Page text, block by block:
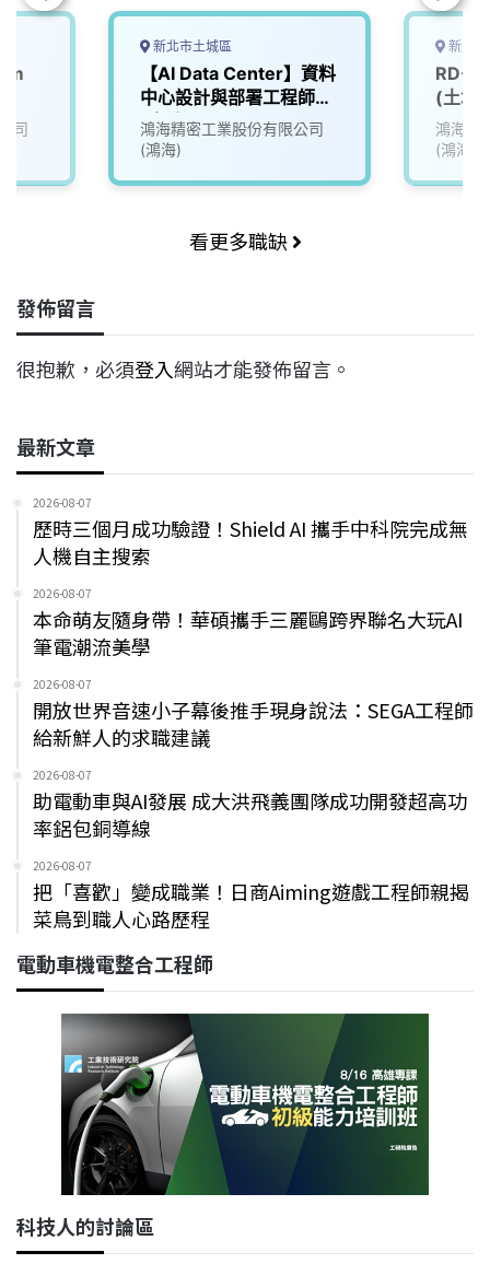
司
新北市土城區
【AI Data Center】資料
中心設計與部署工程師
(土城)~CESBG
鴻海精密工業股份有限公司
(鴻海)
新北
RD-
(土城
鴻海精
(鴻海)
看更多職缺
發佈留言
很抱歉，必須登入網站才能發佈留言。
最新文章
2026-08-07
歷時三個月成功驗證！Shield AI 攜手中科院完成無
人機自主搜索
2026-08-07
本命萌友隨身帶！華碩攜手三麗鷗跨界聯名大玩AI
筆電潮流美學
2026-08-07
開放世界音速小子幕後推手現身說法：SEGA工程師
給新鮮人的求職建議
2026-08-07
助電動車與AI發展 成大洪飛義團隊成功開發超高功
率鋁包銅導線
2026-08-07
把「喜歡」變成職業！日商Aiming遊戲工程師親揭
菜鳥到職人心路歷程
電動車機電整合工程師
科技人的討論區